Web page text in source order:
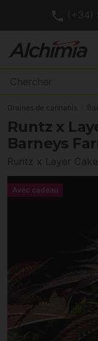
(+34)
Graines de cannabis
Runtz x
Barneys
Runtz x Layer Cake
Avec cadeau